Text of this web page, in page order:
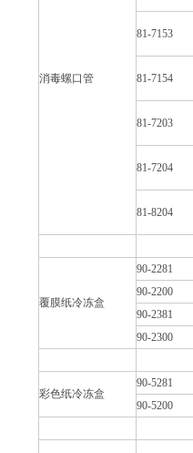
消毒螺口管
81-7153
81-7154
81-7203
81-7204
81-8204
覆膜纸冷冻盒
90-2281
90-2200
90-2381
90-2300
彩色纸冷冻盒
90-5281
90-5200